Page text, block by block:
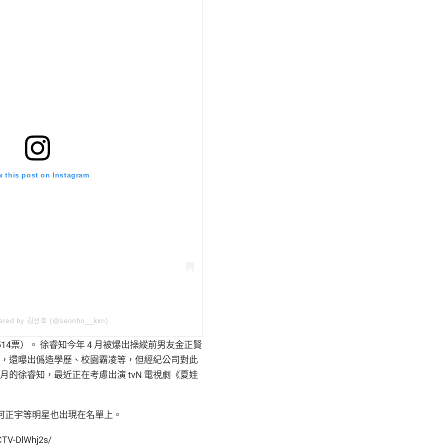
this post on Instagram
by 김선호 (@seonho__kim)
票）。 徐睿知今年 4 月被爆出操縱前男友金正賢
還曝出僞造學歷、校園霸凌等，但經紀公司對此
的徐睿知，最近正在考慮出演 tvN 電視劇《夏娃
正宇等明星也出現在名單上。
DlWhj2s/